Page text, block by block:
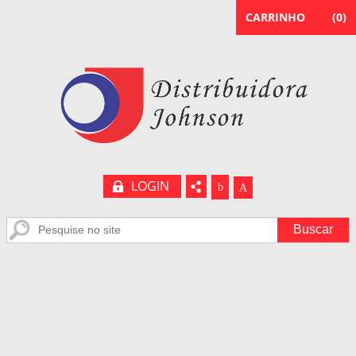
LOGIN b A
CARRINHO (0)